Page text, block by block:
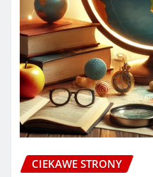
CIEKAWE STRONY